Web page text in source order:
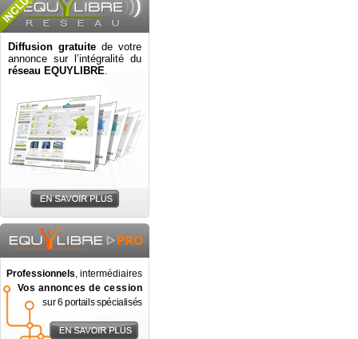
Diffusion gratuite de votre
annonce sur l’intégralité du
réseau EQUYLIBRE.
Professionnels, intermédiaires
Vos annonces de cession
sur 6 portails spécialisés